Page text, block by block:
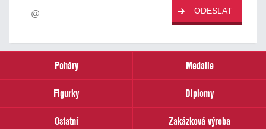
Pro
odběr
našich
email
ODESLAT
Poháry
Medaile
Figurky
Diplomy
Ostatní
Zakázková výroba